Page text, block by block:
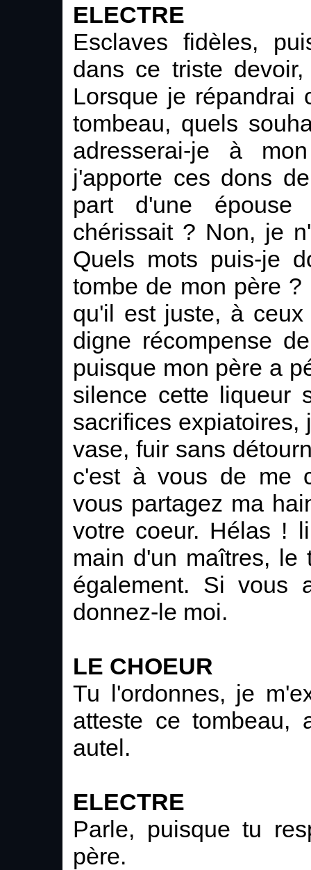
ELECTRE
Esclaves fidèles,
dans ce triste
Lorsque je répandrai
tombeau, quels
adresserai-je à
j'apporte ces dons
part d'une
chérissait ? Non, je
Quels mots puis-je
tombe de mon père
qu'il est juste, à
digne récompense
puisque mon père a
silence cette liqueur
sacrifices
vase, fuir sans
c'est à vous de me
vous partagez ma
votre coeur. Hélas !
main d'un maîtres, le
également. Si vous
donnez-le moi.
LE CHOEUR
Tu l'ordonnes, je
atteste ce tombeau,
autel.
ELECTRE
Parle, puisque tu
père.